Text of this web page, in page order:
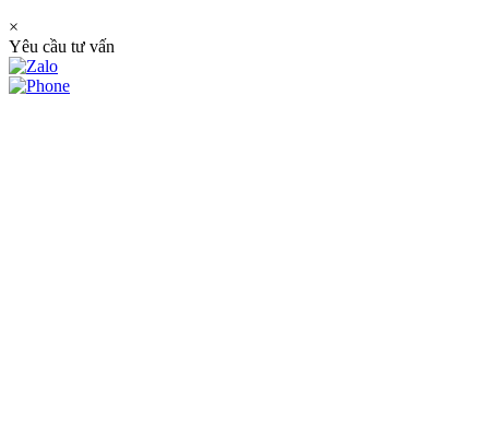
×
Yêu cầu tư vấn